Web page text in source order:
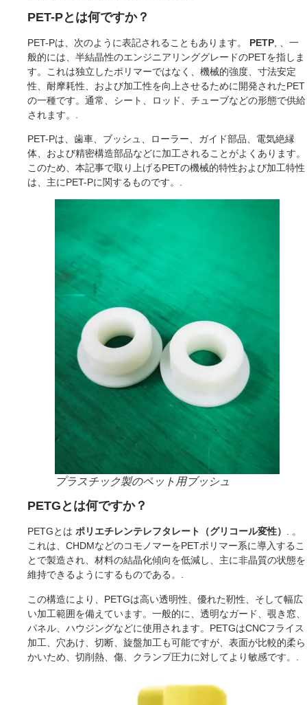
PET-Pとは何ですか？
PET-Pは、次のように表記されることもあります。 PETP , 、一
般的には、半結晶性のエンジニアリンググレードのPETを指しま
す。これは独立したポリマーではなく、機械的強度、寸法安定
性、耐摩耗性、および加工性を向上させるために開発されたPET
の一種です。通常、シート、ロッド、チューブなどの形態で供給
されます。.
PET-Pは、歯車、ブッシュ、ローラー、ガイド部品、電気絶縁
体、および精密構造部品などに加工されることがよくあります。
このため、本記事で取り上げるPETの機械的特性および加工特性
は、主にPET-Pに関するものです。.
プラスチック製のペット用ブッシュ
PETGとは何ですか？
PETGとは ポリエチレンテレフタレート（グリコール変性） . 。
これは、CHDMなどのコモノマーをPETポリマー系に導入するこ
とで製造され、材料の結晶化傾向を低減し、主に非晶質の状態を
維持できるようにするものである。.
この構造により、PETGは高い透明性、優れた靭性、そして幅広
い加工範囲を備えています。一般的に、透明なガード、覗き窓、
パネル、ハウジングなどに使用されます。PETGはCNCフライス
加工、穴あけ、切断、旋盤加工も可能ですが、表面が比較的柔ら
かいため、切削熱、傷、クランプ圧力に対してより敏感です。.